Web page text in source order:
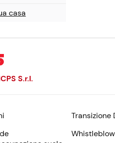
casa
S.r.l.
Transizione